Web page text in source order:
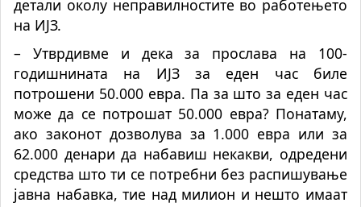
детали околу неправилностите во работењето
на ИЈЗ.
– Утврдивме и дека за прослава на 100-
годишнината на ИЈЗ за еден час биле
потрошени 50.000 евра. Па за што за еден час
може да се потрошат 50.000 евра? Понатаму,
ако законот дозволува за 1.000 евра или за
62.000 денари да набавиш некакви, одредени
средства што ти се потребни без распишување
јавна набавка, тие над милион и нешто имаат